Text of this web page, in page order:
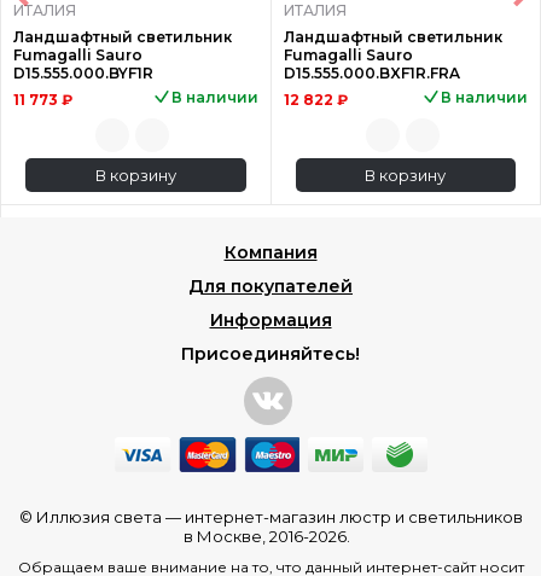
ИТАЛИЯ
Ландшафтный светильник
Fumagalli Sauro
D15.555.000.BYF1R
11 773 ₽
В наличии
В корзину
ИТАЛИЯ
Ландшафтный светильник
Fumagalli Sauro
D15.555.000.BXF1R.FRA
12 822 ₽
В наличии
В корзину
Компания
Для покупателей
Информация
Присоединяйтесь!
© Иллюзия света — интернет-магазин люстр и светильников
в Москве , 2016-2026.
Обращаем ваше внимание на то, что данный интернет-сайт носит